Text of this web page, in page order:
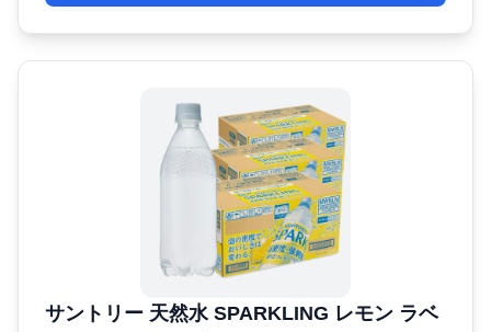
サントリー 天然水 SPARKLING レモン ラベ